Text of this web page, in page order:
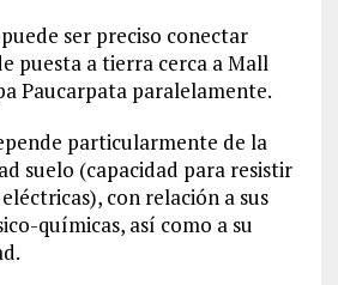
ser preciso conectar
puesta a tierra cerca a Mall
Paucarpata paralelamente.
particularmente de la
suelo (capacidad para resistir
con relación a sus
químicas, así como a su